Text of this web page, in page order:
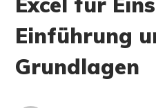
Einführung
Grundlagen